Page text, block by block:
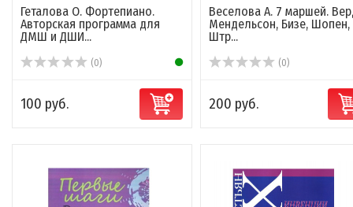
Геталова О. Фортепиано.
Авторская программа для
ДМШ и ДШИ...
(0)
100 руб.
Веселова А. 7 маршей.
Мендельсон, Бизе, Шопен,
Штр...
(0)
200 руб.